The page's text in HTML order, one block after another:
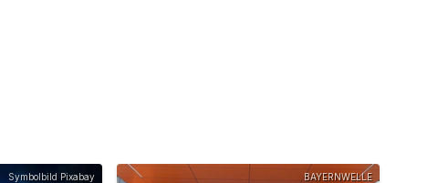
Symbolbild Pixabay BAYERNWELLE